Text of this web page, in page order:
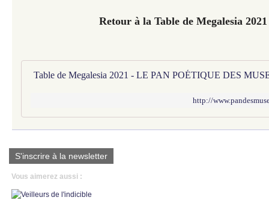
Retour à la Table de Megalesia
Table de Megalesia 2021 - LE PAN POÉTIQUE DES
http://
S'inscrire à la newsletter
Vous aimerez aussi :